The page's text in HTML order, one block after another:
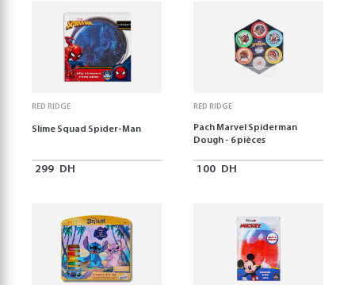
RED RIDGE
Slime Squad Spider-Man
299 DH
RED RIDGE
Pach Marvel Spiderman
Dough - 6 pièces
100 DH